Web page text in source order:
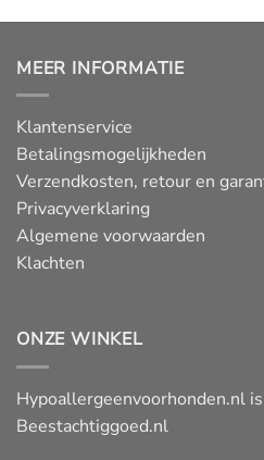
MEER INFORMATIE
Klantenservice
Betalingsmogelijkheden
Verzendkosten, retour en
Privacyverklaring
Algemene voorwaarden
Klachten
ONZE WINKEL
Hypoallergeenvoorhonden.nl
Beestachtiggoed.nl